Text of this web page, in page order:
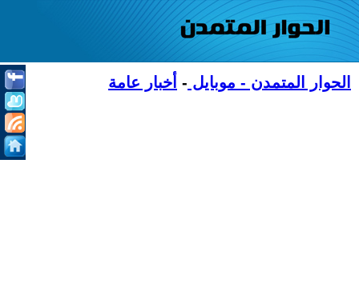
الحوار المتمدن - موبايل - أخبار عامة